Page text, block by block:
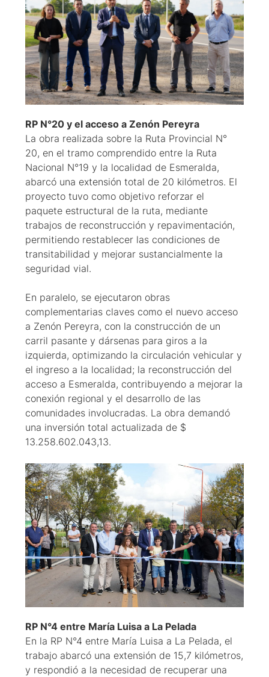
RP N°20 y el acceso a Zenón Pereyra
La obra realizada sobre la Ruta Provincial N°
20, en el tramo comprendido entre la Ruta
Nacional N°19 y la localidad de Esmeralda,
abarcó una extensión total de 20 kilómetros. El
proyecto tuvo como objetivo reforzar el
paquete estructural de la ruta, mediante
trabajos de reconstrucción y repavimentación,
permitiendo restablecer las condiciones de
transitabilidad y mejorar sustancialmente la
seguridad vial.
En paralelo, se ejecutaron obras
complementarias claves como el nuevo acceso
a Zenón Pereyra, con la construcción de un
carril pasante y dársenas para giros a la
izquierda, optimizando la circulación vehicular y
el ingreso a la localidad; la reconstrucción del
acceso a Esmeralda, contribuyendo a mejorar la
conexión regional y el desarrollo de las
comunidades involucradas. La obra demandó
una inversión total actualizada de $
13.258.602.043,13.
RP N°4 entre María Luisa a La Pelada
En la RP N°4 entre María Luisa a La Pelada, el
trabajo abarcó una extensión de 15,7 kilómetros,
y respondió a la necesidad de recuperar una